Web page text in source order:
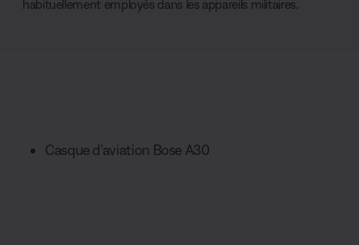
habituellement employés dans les appareils militaires.
Casque d’aviation Bose A30